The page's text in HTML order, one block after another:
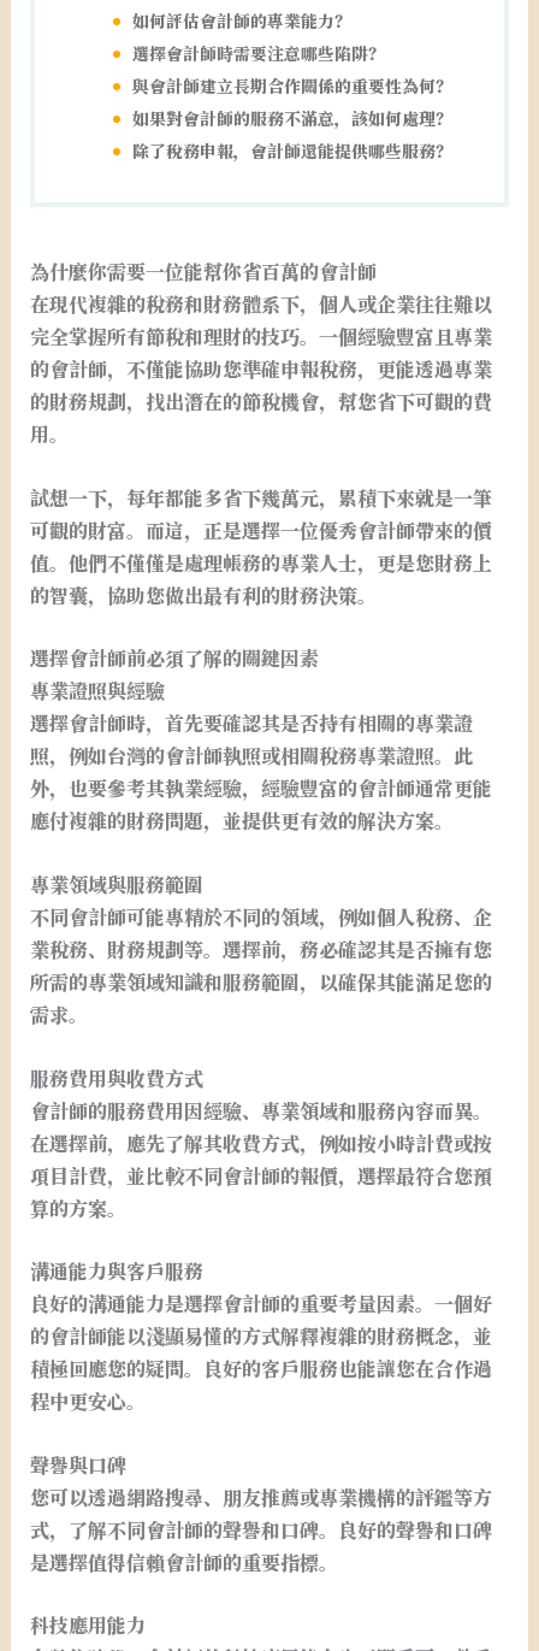
如何評估會計師的專業能力？
選擇會計師時需要注意哪些陷阱？
與會計師建立長期合作關係的重要性為何？
如果對會計師的服務不滿意，該如何處理？
除了稅務申報，會計師還能提供哪些服務？
為什麼你需要一位能幫你省百萬的會計師
在現代複雜的稅務和財務體系下，個人或企業往往難以
完全掌握所有節稅和理財的技巧。一個經驗豐富且專業
的會計師，不僅能協助您準確申報稅務，更能透過專業
的財務規劃，找出潛在的節稅機會，幫您省下可觀的費
用。
試想一下，每年都能多省下幾萬元，累積下來就是一筆
可觀的財富。而這，正是選擇一位優秀會計師帶來的價
值。他們不僅僅是處理帳務的專業人士，更是您財務上
的智囊，協助您做出最有利的財務決策。
選擇會計師前必須了解的關鍵因素
專業證照與經驗
選擇會計師時，首先要確認其是否持有相關的專業證
照，例如台灣的會計師執照或相關稅務專業證照。此
外，也要參考其執業經驗，經驗豐富的會計師通常更能
應付複雜的財務問題，並提供更有效的解決方案。
專業領域與服務範圍
不同會計師可能專精於不同的領域，例如個人稅務、企
業稅務、財務規劃等。選擇前，務必確認其是否擁有您
所需的專業領域知識和服務範圍，以確保其能滿足您的
需求。
服務費用與收費方式
會計師的服務費用因經驗、專業領域和服務內容而異。
在選擇前，應先了解其收費方式，例如按小時計費或按
項目計費，並比較不同會計師的報價，選擇最符合您預
算的方案。
溝通能力與客戶服務
良好的溝通能力是選擇會計師的重要考量因素。一個好
的會計師能以淺顯易懂的方式解釋複雜的財務概念，並
積極回應您的疑問。良好的客戶服務也能讓您在合作過
程中更安心。
聲譽與口碑
您可以透過網路搜尋、朋友推薦或專業機構的評鑑等方
式，了解不同會計師的聲譽和口碑。良好的聲譽和口碑
是選擇值得信賴會計師的重要指標。
科技應用能力